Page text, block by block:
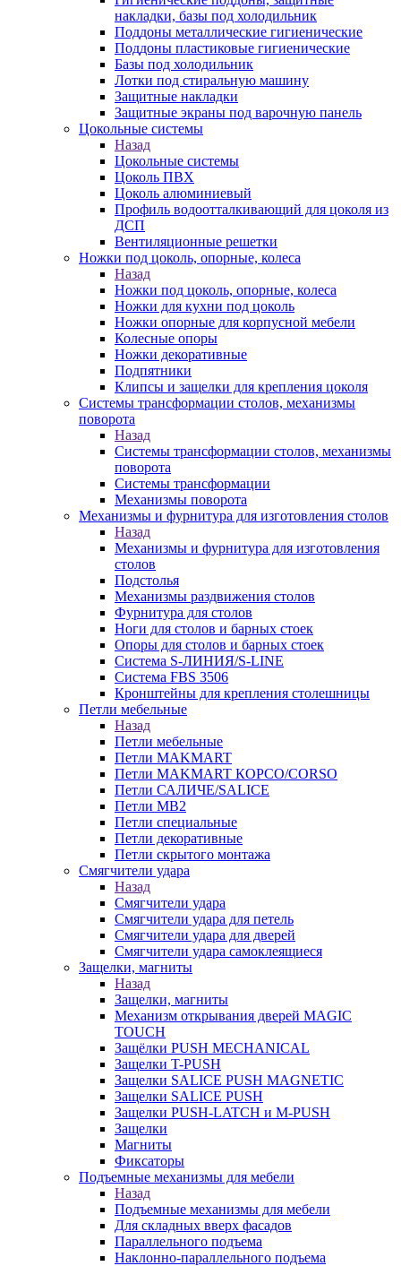
накладки, базы под холодильник
Поддоны металлические гигиенические
Поддоны пластиковые гигиенические
Базы под холодильник
Лотки под стиральную машину
Защитные накладки
Защитные экраны под варочную панель
Цокольные системы
Назад
Цокольные системы
Цоколь ПВХ
Цоколь алюминиевый
Профиль водоотталкивающий для цоколя из
ДСП
Вентиляционные решетки
Ножки под цоколь, опорные, колеса
Назад
Ножки под цоколь, опорные, колеса
Ножки для кухни под цоколь
Ножки опорные для корпусной мебели
Колесные опоры
Ножки декоративные
Подпятники
Клипсы и защелки для крепления цоколя
Системы трансформации столов, механизмы
поворота
Назад
Системы трансформации столов, механизмы
поворота
Системы трансформации
Механизмы поворота
Механизмы и фурнитура для изготовления столов
Назад
Механизмы и фурнитура для изготовления
столов
Подстолья
Механизмы раздвижения столов
Фурнитура для столов
Ноги для столов и барных стоек
Опоры для столов и барных стоек
Система S-ЛИНИЯ/S-LINE
Система FBS 3506
Кронштейны для крепления столешницы
Петли мебельные
Назад
Петли мебельные
Петли MAKMART
Петли MAKMART КОРСО/CORSO
Петли САЛИЧЕ/SALICE
Петли MB2
Петли специальные
Петли декоративные
Петли скрытого монтажа
Смягчители удара
Назад
Смягчители удара
Смягчители удара для петель
Смягчители удара для дверей
Cмягчители удара самоклеящиеся
Защелки, магниты
Назад
Защелки, магниты
Механизм открывания дверей MAGIC
TOUCH
Защёлки PUSH MECHANICAL
Защелки T-PUSH
Защелки SALICE PUSH MAGNETIC
Защелки SALICE PUSH
Защелки PUSH-LATCH и M-PUSH
Защелки
Магниты
Фиксаторы
Подъемные механизмы для мебели
Назад
Подъемные механизмы для мебели
Для складных вверх фасадов
Параллельного подъема
Наклонно-параллельного подъема